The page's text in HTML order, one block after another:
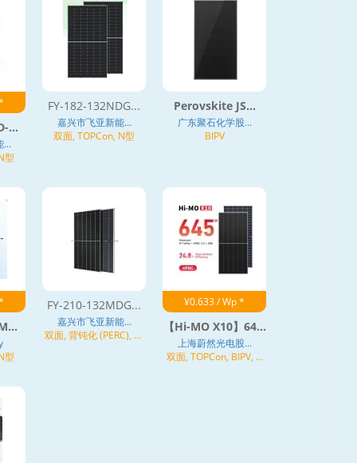
...
...
型
FY-182-132NDG...
嘉兴市飞亚新能...
双面, TOPCon, N型
Perovskite JS...
广东聚石化学股...
BIPV
型
FY-210-132MDG...
嘉兴市飞亚新能...
双面, 背钝化 (PERC), 异
¥0.633 / Wp *
【Hi-MO X10】64...
上海蔚然光电股...
双面, TOPCon, BIPV, N